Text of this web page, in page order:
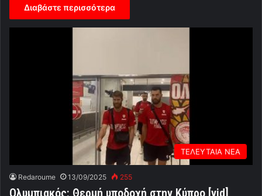
Διαβάστε περισσότερα
ΤΕΛΕΥΤΑΙΑ ΝΕΑ
Redaroume 13/09/2025 255
Ολυμπιακός: Θερμή υποδοχή στην Κύπρο [vid]